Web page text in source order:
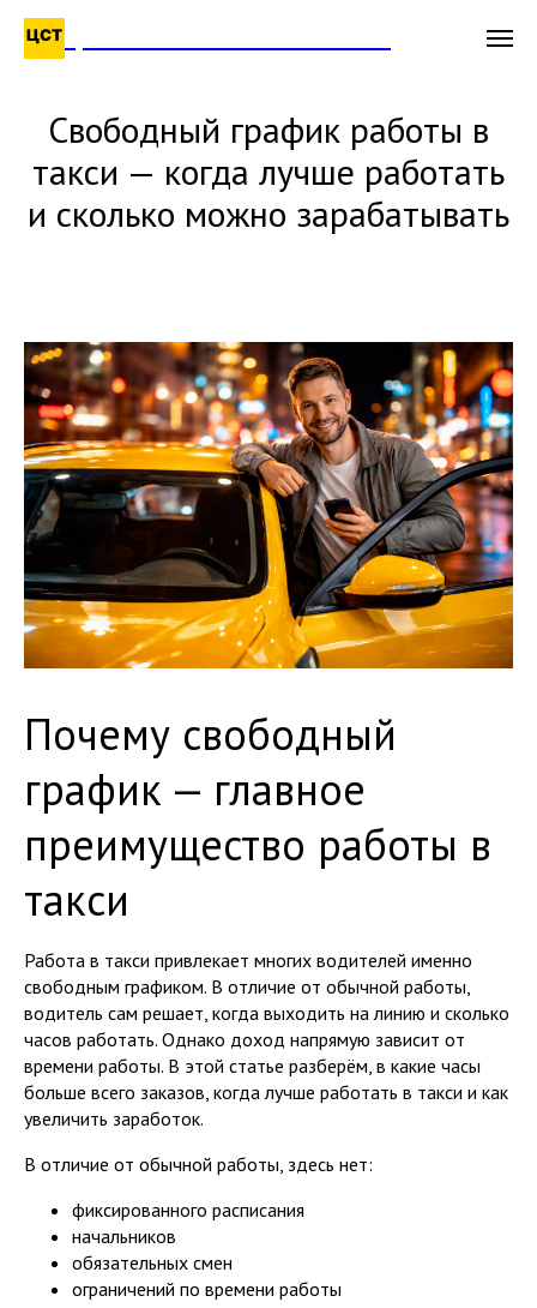
Свободный график работы в
такси — когда лучше работать
и сколько можно зарабатывать
Почему свободный
график — главное
преимущество работы в
такси
Работа в такси привлекает многих водителей именно
свободным графиком. В отличие от обычной работы,
водитель сам решает, когда выходить на линию и сколько
часов работать. Однако доход напрямую зависит от
времени работы. В этой статье разберём, в какие часы
больше всего заказов, когда лучше работать в такси и как
увеличить заработок.
В отличие от обычной работы, здесь нет:
фиксированного расписания
начальников
обязательных смен
ограничений по времени работы